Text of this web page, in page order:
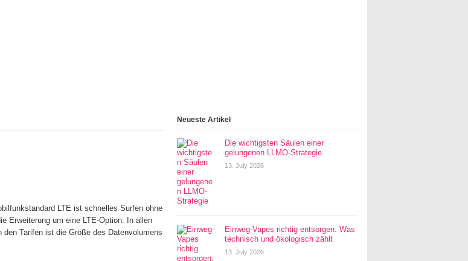
LTE ist schnelles Surfen ohne
Erweiterung um eine LTE-Option. In allen
Tarifen ist die Größe des Datenvolumens
Neueste Artikel
Die wichtigsten Säulen einer
gelungenen LLMO-Strategie
13. July 2026
Einweg-Vapes richtig entsorgen: Was
technisch und ökologisch zählt
13. July 2026